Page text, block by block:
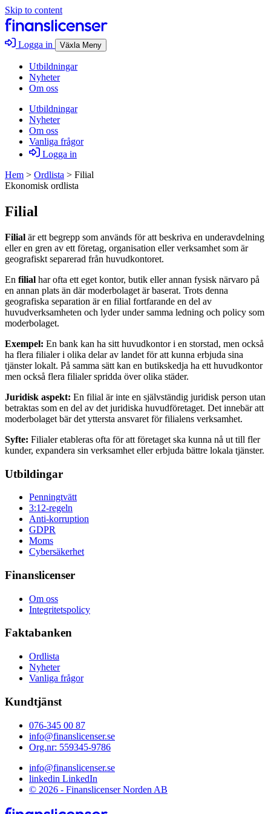
Skip to content
Logga in Växla Meny
Utbildningar
Nyheter
Om oss
Utbildningar
Nyheter
Om oss
Vanliga frågor
Logga in
Hem > Ordlista > Filial
Ekonomisk ordlista
Filial
Filial är ett begrepp som används för att beskriva en underavdelning
eller en gren av ett företag, organisation eller verksamhet som är
geografiskt separerad från huvudkontoret.
En filial har ofta ett eget kontor, butik eller annan fysisk närvaro på
en annan plats än där moderbolaget är baserat. Trots denna
geografiska separation är en filial fortfarande en del av
huvudverksamheten och lyder under samma ledning och policy som
moderbolaget.
Exempel: En bank kan ha sitt huvudkontor i en storstad, men också
ha flera filialer i olika delar av landet för att kunna erbjuda sina
tjänster lokalt. På samma sätt kan en butikskedja ha ett huvudkontor
men också flera filialer spridda över olika städer.
Juridisk aspekt: En filial är inte en självständig juridisk person utan
betraktas som en del av det juridiska huvudföretaget. Det innebär att
moderbolaget bär det yttersta ansvaret för filialens verksamhet.
Syfte: Filialer etableras ofta för att företaget ska kunna nå ut till fler
kunder, expandera sin verksamhet eller erbjuda bättre lokala tjänster.
Utbildingar
Penningtvätt
3:12-regeln
Anti-korruption
GDPR
Moms
Cybersäkerhet
Finanslicenser
Om oss
Integritetspolicy
Faktabanken
Ordlista
Nyheter
Vanliga frågor
Kundtjänst
076-345 00 87
info@finanslicenser.se
Org.nr: 559345-9786
info@finanslicenser.se
linkedin LinkedIn
© 2026 - Finanslicenser Norden AB